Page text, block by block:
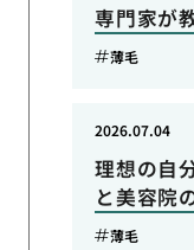
専門家が
薄毛
理想の自
と美容院
2026.07.04
薄毛